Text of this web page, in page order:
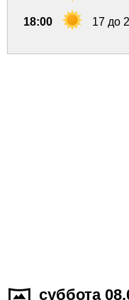
18:00 17 до
суббота